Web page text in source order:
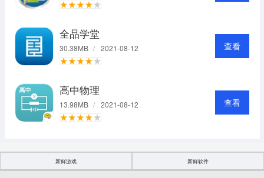
全品学堂
30.38MB / 2021-08-12 查看
高中物理
13.98MB / 2021-08-12 查看
新鲜游戏 新鲜软件